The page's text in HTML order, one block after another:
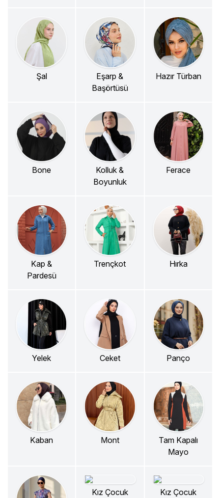
Şal
Eşarp &
Başörtüsü
Hazır Türban
Bone
Kolluk &
Boyunluk
Ferace
Kap &
Pardesü
Trençkot Hırka
Yelek Ceket Panço
Kaban Mont
Tam Kapalı
Mayo
Kız Çocuk
Kız Çocuk